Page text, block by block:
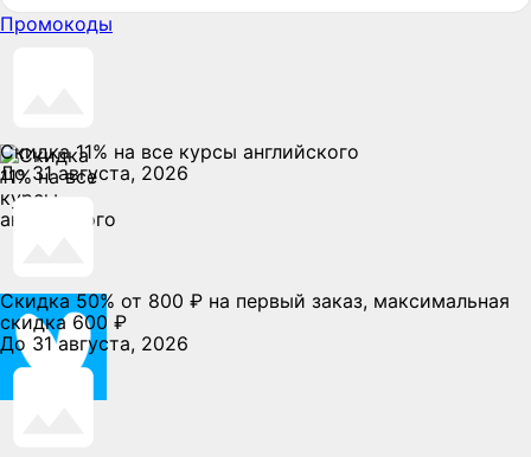
Промокоды
Скидка 11% на все курсы английского
До 31 августа, 2026
Скидка 50% от 800 ₽ на первый заказ, максимальная
скидка 600 ₽
До 31 августа, 2026